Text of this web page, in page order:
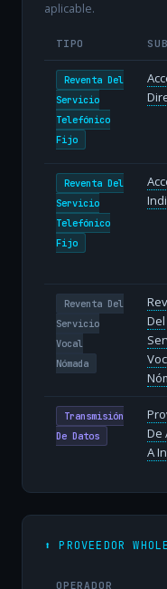
aplicable.
TIPO
Reventa Del
Servicio
Telefónico
Fijo
Reventa Del
Servicio
Telefónico
Fijo
Reventa Del
Servicio
Vocal
Nómada
Del
Transmisión
De Datos
De
A
⬆️ PROVEEDOR
OPERADOR